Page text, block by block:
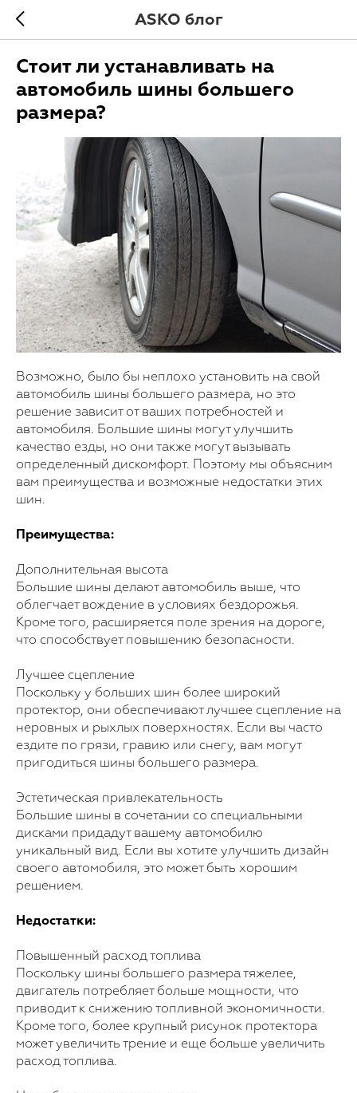
ASKO блог
Стоит ли устанавливать на
автомобиль шины большего
размера?
Возможно, было бы неплохо установить на свой
автомобиль шины большего размера, но это
решение зависит от ваших потребностей и
автомобиля. Большие шины могут улучшить
качество езды, но они также могут вызывать
определенный дискомфорт. Поэтому мы объясним
вам преимущества и возможные недостатки этих
шин.
Преимущества:
Дополнительная высота
Большие шины делают автомобиль выше, что
облегчает вождение в условиях бездорожья.
Кроме того, расширяется поле зрения на дороге,
что способствует повышению безопасности.
Лучшее сцепление
Поскольку у больших шин более широкий
протектор, они обеспечивают лучшее сцепление на
неровных и рыхлых поверхностях. Если вы часто
ездите по грязи, гравию или снегу, вам могут
пригодиться шины большего размера.
Эстетическая привлекательность
Большие шины в сочетании со специальными
дисками придадут вашему автомобилю
уникальный вид. Если вы хотите улучшить дизайн
своего автомобиля, это может быть хорошим
решением.
Недостатки:
Повышенный расход топлива
Поскольку шины большего размера тяжелее,
двигатель потребляет больше мощности, что
приводит к снижению топливной экономичности.
Кроме того, более крупный рисунок протектора
может увеличить трение и еще больше увеличить
расход топлива.